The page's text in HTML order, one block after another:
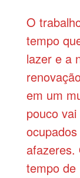
O
tempo
lazer e a
em um
pouco
afazeres.
tempo de